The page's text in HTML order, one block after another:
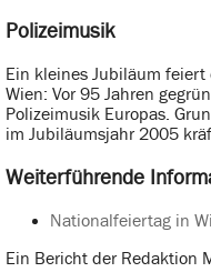
Polizeimusik
Ein kleines Jubiläum feiert
Wien: Vor 95 Jahren
Polizeimusik Europas.
im Jubiläumsjahr 2005
Weiterführende
Nationalfeiertag in
Ein Bericht der Redaktion